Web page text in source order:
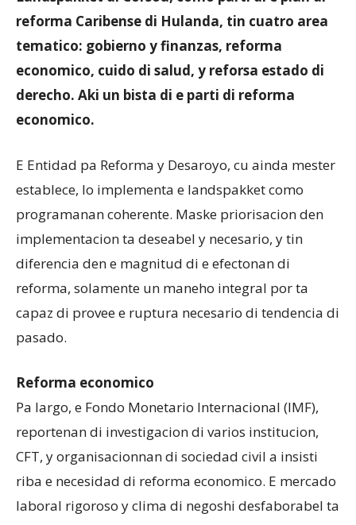
Noticia
reforma Caribense di Hulanda, tin cuatro area
tematico: gobierno y finanzas, reforma
economico, cuido di salud, y reforsa estado di
derecho. Aki un bista di e parti di reforma
economico.
E Entidad pa Reforma y Desaroyo, cu ainda mester
establece, lo implementa e landspakket como
programanan coherente. Maske priorisacion den
implementacion ta deseabel y necesario, y tin
diferencia den e magnitud di e efectonan di
reforma, solamente un maneho integral por ta
capaz di provee e ruptura necesario di tendencia di
pasado.
Reforma economico
Pa largo, e Fondo Monetario Internacional (IMF),
reportenan di investigacion di varios institucion,
CFT, y organisacionnan di sociedad civil a insisti
riba e necesidad di reforma economico. E mercado
laboral rigoroso y clima di negoshi desfaborabel ta